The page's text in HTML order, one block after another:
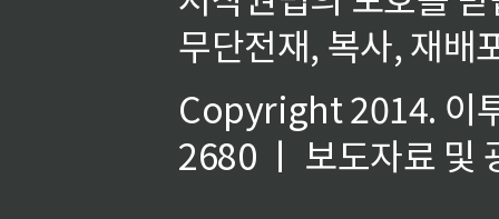
무단전재, 복사, 재배
Copyright 2014. 이
2680 ㅣ 보도자료